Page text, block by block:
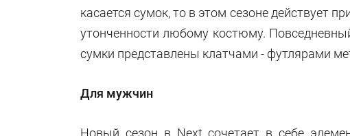
касается сумок, то в этом сезоне действует
утонченности любому костюму.
сумки представлены клатчами - футлярами
Для мужчин
Новый сезон в Next сочетает в себе